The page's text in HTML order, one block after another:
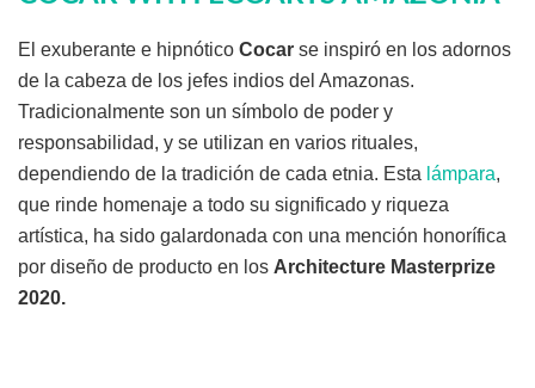
El exuberante e hipnótico Cocar se inspiró en los adornos
de la cabeza de los jefes indios del Amazonas.
Tradicionalmente son un símbolo de poder y
responsabilidad, y se utilizan en varios rituales,
dependiendo de la tradición de cada etnia. Esta lámpara,
que rinde homenaje a todo su significado y riqueza
artística, ha sido galardonada con una mención honorífica
por diseño de producto en los Architecture Masterprize
2020.